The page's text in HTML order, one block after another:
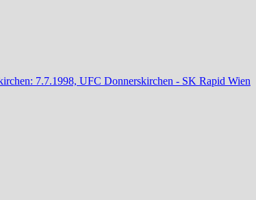
7.7.1998, UFC Donnerskirchen - SK Rapid Wien